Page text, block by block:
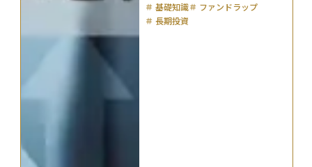
＃ 基礎知識＃ ファンドラップ
＃ 長期投資